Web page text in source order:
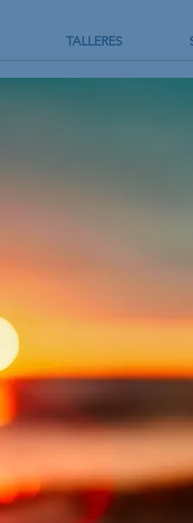
TALLERES